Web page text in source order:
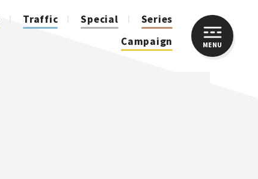
Traffic Special
Series
Campaign
MENUCLOSE